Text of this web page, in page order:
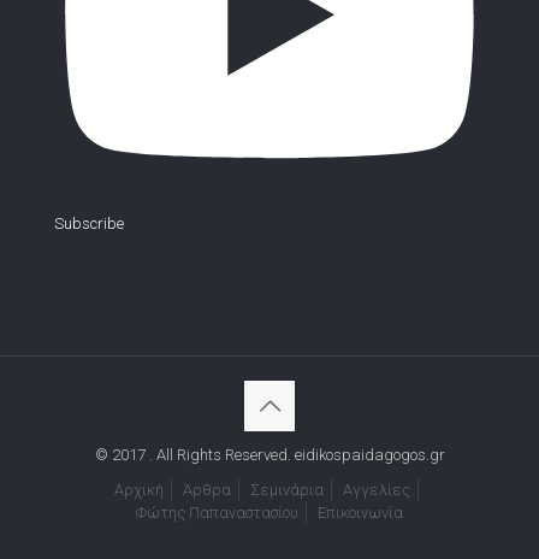
Subscribe
© 2017 . All Rights Reserved. eidikospaidagogos.gr
Αρχική
Άρθρα Σεμινάρια
Αγγελίες
Φώτης Παπαναστασίου
Επικοινωνία